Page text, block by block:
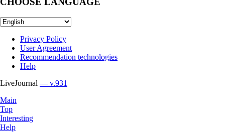
Privacy Policy
User Agreement
Recommendation technologies
Help
LiveJournal — v.931
Main
Top
Interesting
Help